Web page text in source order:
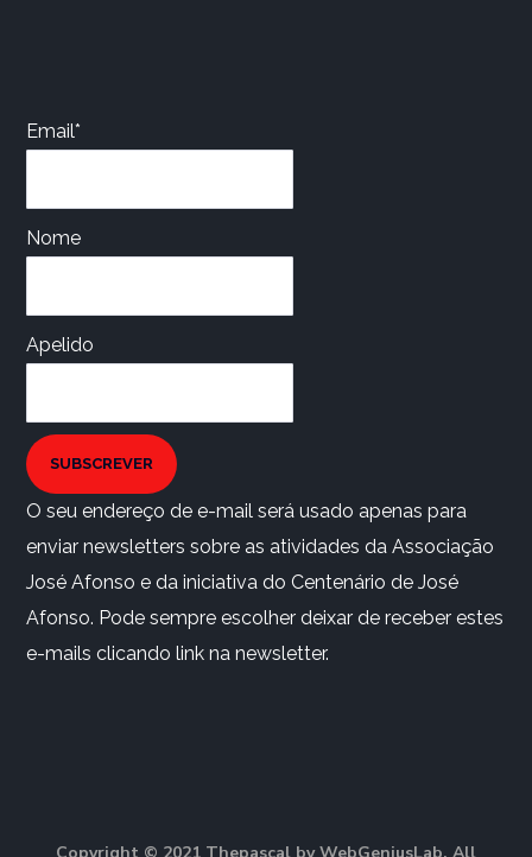
Email*
Nome
Apelido
SUBSCREVER
O seu endereço de e-mail será usado apenas para
enviar newsletters sobre as atividades da Associação
José Afonso e da iniciativa do Centenário de José
Afonso. Pode sempre escolher deixar de receber estes
e-mails clicando link na newsletter.